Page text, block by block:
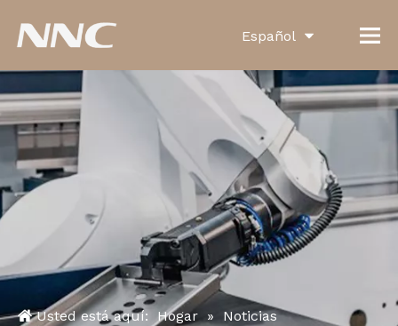
Español
English
العربية
Français
Pусский
Português
Deutsch
Italiano
Usted está aquí: Hogar » Noticias